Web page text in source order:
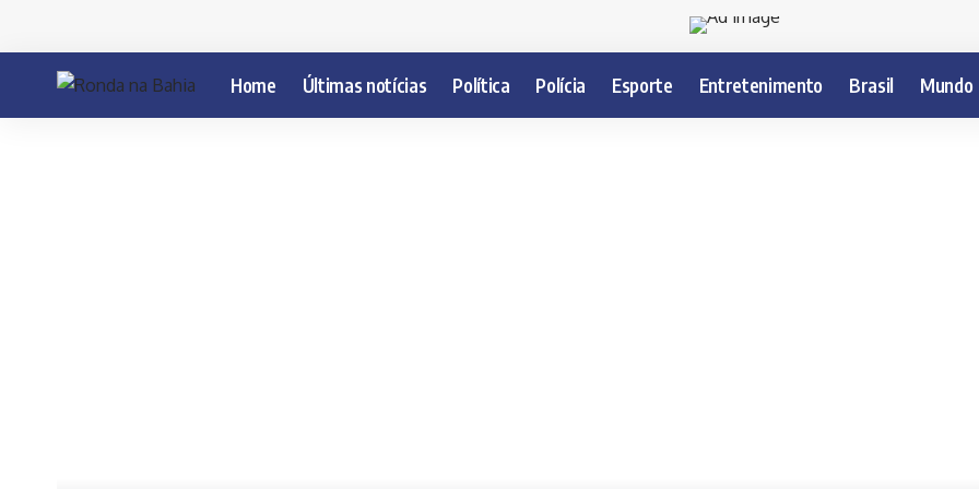
Home Últimas notícias Política Polícia Esporte Entretenimento Brasil Mundo